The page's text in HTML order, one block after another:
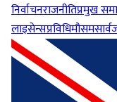
निर्वाचनराजनीतिप्रमुख
लाइसेन्सप्रविधिमौसम